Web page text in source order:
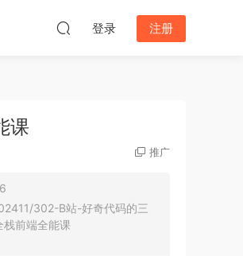
登录 注册
课
推广
302-B站-好奇代码的三
前端全能课